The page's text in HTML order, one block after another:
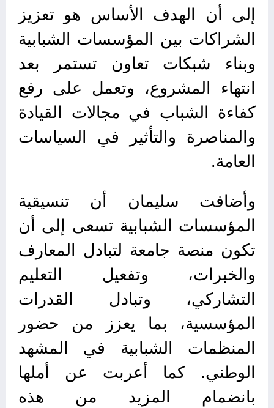
إلى أن الهدف الأساس هو تعزيز
الشراكات بين المؤسسات الشبابية
وبناء شبكات تعاون تستمر بعد
انتهاء المشروع، وتعمل على رفع
كفاءة الشباب في مجالات القيادة
والمناصرة والتأثير في السياسات
العامة.
وأضافت سليمان أن تنسيقية
المؤسسات الشبابية تسعى إلى أن
تكون منصة جامعة لتبادل المعارف
والخبرات، وتفعيل التعليم
التشاركي، وتبادل القدرات
المؤسسية، بما يعزز من حضور
المنظمات الشبابية في المشهد
الوطني. كما أعربت عن أملها
بانضمام المزيد من هذه